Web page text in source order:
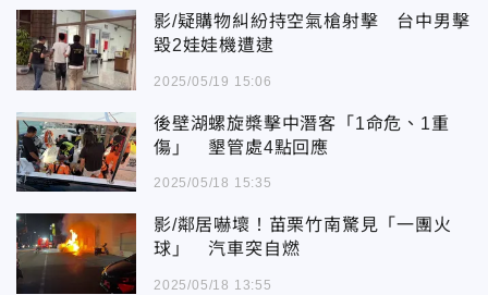
影/疑購物糾紛持空氣槍射擊 台中男擊
毀2娃娃機遭逮
2025/05/19 15:06
後壁湖螺旋槳擊中潛客「1命危、1重
傷」 墾管處4點回應
2025/05/18 15:35
影/鄰居嚇壞！苗栗竹南驚見「一團火
球」 汽車突自燃
2025/05/18 13:55